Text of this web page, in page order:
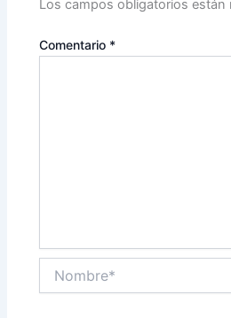
Los campos obligatorios están
Comentario *